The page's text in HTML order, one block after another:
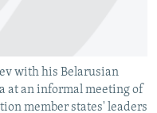
with his Belarusian
at an informal meeting of
member states' leaders